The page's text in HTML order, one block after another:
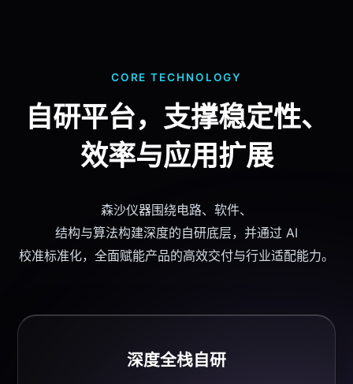
CORE TECHNOLOGY
自研平台，支撑稳定性、
效率与应用扩展
森沙仪器围绕电路、软件、
结构与算法构建深度的自研底层，并通过 AI
校准标准化，全面赋能产品的高效交付与行业适配能力。
深度全栈自研